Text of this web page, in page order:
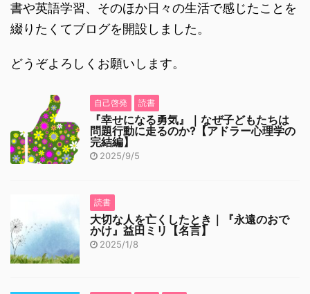
書や英語学習、そのほか日々の生活で感じたことを
綴りたくてブログを開設しました。
どうぞよろしくお願いします。
自己啓発 読書
『幸せになる勇気』｜なぜ子どもたちは
問題行動に走るのか?【アドラー心理学の
完結編】
2025/9/5
読書
大切な人を亡くしたとき｜『永遠のおで
かけ』益田ミリ【名言】
2025/1/8